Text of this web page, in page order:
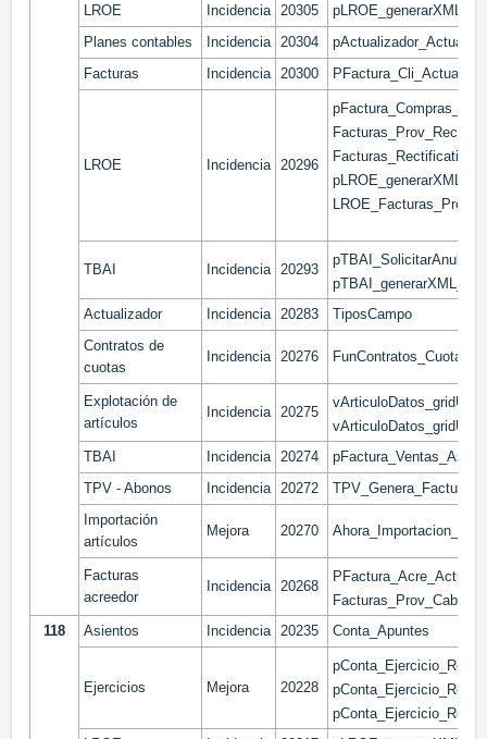
LROE
Incidencia 20305
Planes contables
Incidencia 20304
Facturas
Incidencia 20300
LROE Incidencia 20296
TBAI Incidencia 20293
Actualizador
Incidencia 20283
TiposCampo
Contratos de
cuotas
Incidencia 20276
Explotación de
artículos
Incidencia 20275
TBAI
Incidencia 20274
TPV - Abonos
Incidencia 20272
Importación
artículos
Mejora 20270
Facturas
acreedor
Incidencia 20268
Facturas_Prov_Cab
118
Asientos Incidencia 20235 Conta_Apuntes
Ejercicios Mejora 20228